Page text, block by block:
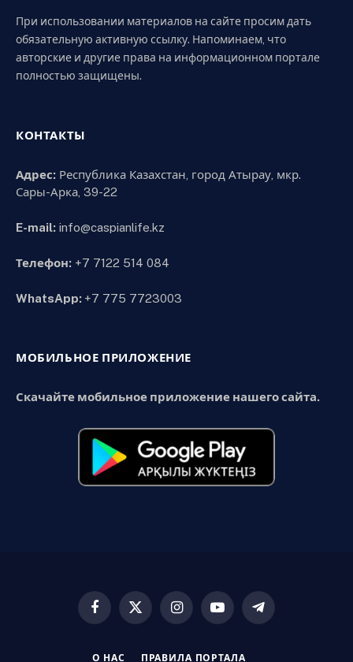
При использовании материалов на сайте просим дать
обязательную активную ссылку. Напоминаем, что
авторские и другие права на информационном портале
полностью защищены.
КОНТАКТЫ
Адрес: Республика Казахстан, город Атырау, мкр.
Сары-Арка, 39-22
E-mail: info@caspianlife.kz
Телефон: +7 7122 514 084
WhatsApp: +7 775 7723003
МОБИЛЬНОЕ ПРИЛОЖЕНИЕ
Скачайте мобильное приложение нашего сайта.
Facebook
X
InstagramYouTubeTelegram
О НАС ПРАВИЛА ПОРТАЛА